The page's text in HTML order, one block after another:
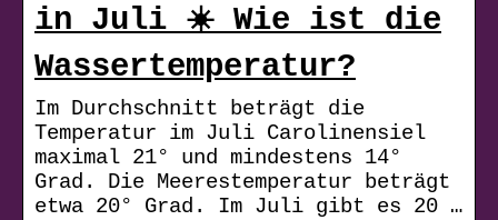
in Juli ☀️ Wie ist die
Wassertemperatur?
Im Durchschnitt beträgt die
Temperatur im Juli Carolinensiel
maximal 21° und mindestens 14°
Grad. Die Meerestemperatur beträgt
etwa 20° Grad. Im Juli gibt es 20 …